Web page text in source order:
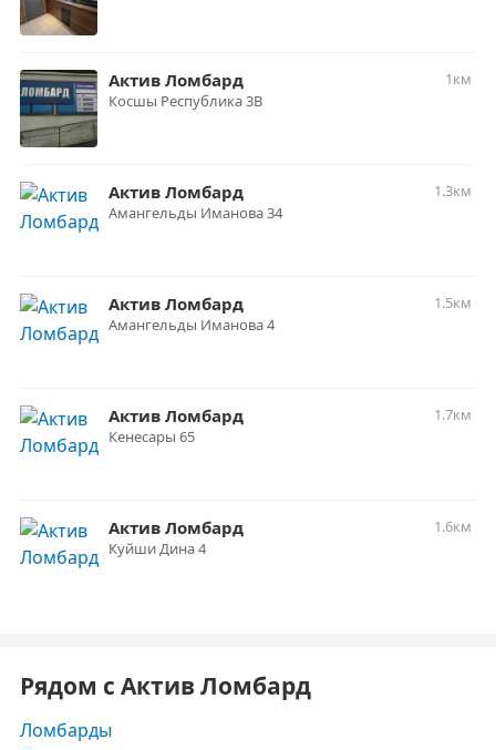
Актив Ломбард
1км
Косшы Республика 3В
Актив Ломбард
1.3км
Амангельды Иманова 34
Актив Ломбард
1.5км
Амангельды Иманова 4
Актив Ломбард
1.7км
Кенесары 65
Актив Ломбард
1.6км
Куйши Дина 4
Рядом с Актив Ломбард
Ломбарды